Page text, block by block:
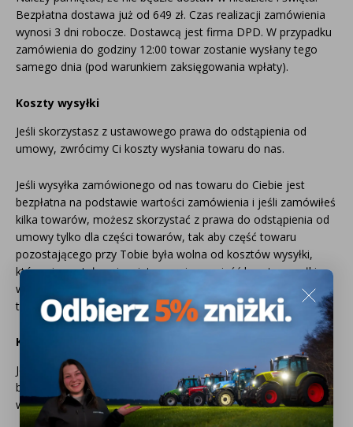
Często zadawane pytania
Kontakt
Bezpłatny projekt oświetlenia
O firmie
AgraLED Blog
+48 81 884 70 94
info@agraled.pl
+48 723 353 044
Inne akcesoria
Często zadawane pytania
Kontakt
Sprawdź wszystko
Bezpłatna dostawa już od 649 zł. Czas realizacji zamówienia
wynosi 3 dni robocze. Dostawcą jest firma DPD. W przypadku
zamówienia do godziny 12:00 towar zostanie wysłany tego
samego dnia (pod warunkiem zaksięgowania wpłaty).
Koszty wysyłki
Jeśli skorzystasz z ustawowego prawa do odstąpienia od
umowy, zwrócimy Ci koszty wysłania towaru do nas.
Jeśli wysyłka zamówionego od nas towaru do Ciebie jest
bezpłatna na podstawie wartości zamówienia i jeśli zamówiłeś
kilka towarów, możesz skorzystać z prawa do odstąpienia od
umowy tylko dla części towarów, tak aby część towaru
pozostającego przy Tobie była wolna od kosztów wysyłki,
które nie zostały osiągnięte, musisz ponieść koszty wysyłki w
wysokości, która byłaby poniesiona, gdybyś zamówił tylko
towar, który u Ciebie pozostał.
Koszty zwrotu
Jeśli skorzystasz z prawa odstąpienia od umowy, ponosisz
bezpośrednie koszty zwrotu towaru, który może zostać
wysłany w paczce.